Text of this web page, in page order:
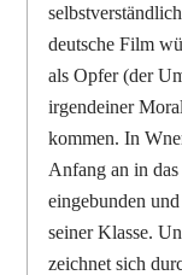
deutsche Film
als Opfer (der
irgendeiner
kommen. In
Anfang an in
eingebunden
seiner Klasse.
zeichnet sich